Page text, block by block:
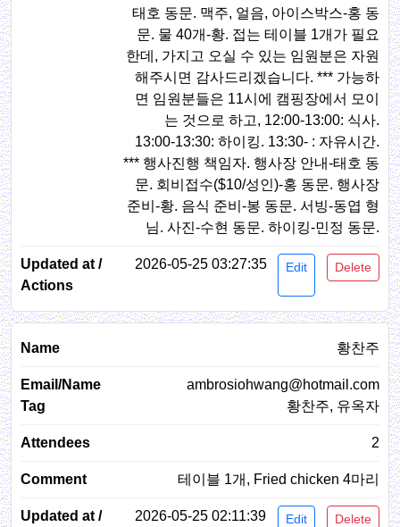
태호 동문. 맥주, 얼음, 아이스박스-홍 동
문. 물 40개-황. 접는 테이블 1개가 필요
한데, 가지고 오실 수 있는 임원분은 자원
해주시면 감사드리겠습니다. *** 가능하
면 임원분들은 11시에 캠핑장에서 모이
는 것으로 하고, 12:00-13:00: 식사.
13:00-13:30: 하이킹. 13:30- : 자유시간.
*** 행사진행 책임자. 행사장 안내-태호 동
문. 회비접수($10/성인)-홍 동문. 행사장
준비-황. 음식 준비-봉 동문. 서빙-동엽 형
님. 사진-수현 동문. 하이킹-민정 동문.
2026-05-25 03:27:35 Edit Delete
황찬주
ambrosiohwang@hotmail.com
황찬주, 유옥자
2
테이블 1개, Fried chicken 4마리
2026-05-25 02:11:39 Edit Delete